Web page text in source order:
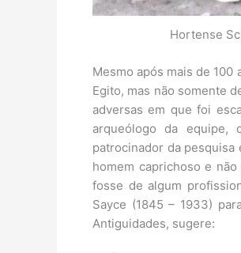
Hortense
Mesmo após mais de
Egito, mas não somente
adversas em que foi
arqueólogo da equipe,
patrocinador da pesquisa
homem caprichoso e
fosse de algum
Sayce (1845 – 1933)
Antiguidades, sugere: